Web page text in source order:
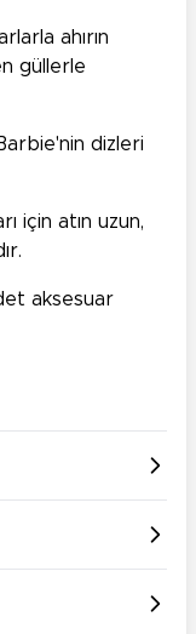
ahırın
güllerle
dizleri
için atın uzun,
aksesuar